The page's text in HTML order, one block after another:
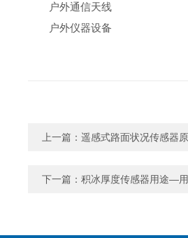
户外通信天线
户外仪器设备
上一篇： 遥感式路面状况传感器
下一篇： 积冰厚度传感器用途—